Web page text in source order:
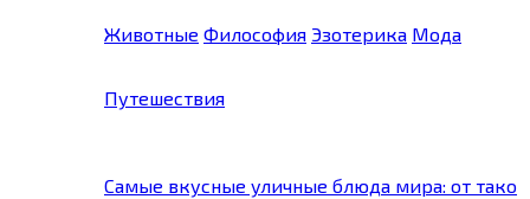
Животные Философия Эзотерика Мода
Путешествия
Самые вкусные уличные блюда мира: от тако